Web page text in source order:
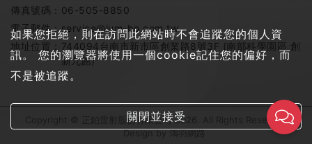
傳真號碼： 06-505-8850
電子郵件：service@jum-bo.com.tw
地址位置： 744094台南市新市區創業路8號3F (南部科學園區 創
新九館)
Copyright © 正鉑雷射股份有限公司 2026. All Rights Reserved
Design by鴻羽網路
如果您拒絕，則在訪問此網站時不會追蹤您的個人資
訊。 您的瀏覽器將使用一個cookie記住您的偏好，而
不是被追蹤。
關閉並接受